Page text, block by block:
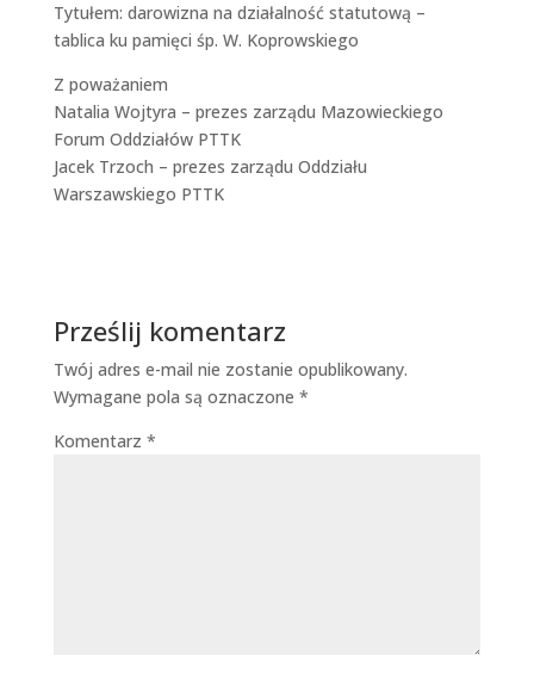
Tytułem: darowizna na działalność statutową –
tablica ku pamięci śp. W. Koprowskiego
Z poważaniem
Natalia Wojtyra – prezes zarządu Mazowieckiego
Forum Oddziałów PTTK
Jacek Trzoch – prezes zarządu Oddziału
Warszawskiego PTTK
Prześlij komentarz
Twój adres e-mail nie zostanie opublikowany.
Wymagane pola są oznaczone *
Komentarz *